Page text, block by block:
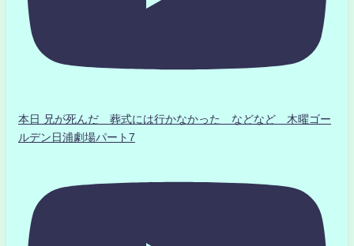
本日 兄が死んだ 葬式には行かなかった などなど 木曜ゴー
ルデン日浦劇場パート7